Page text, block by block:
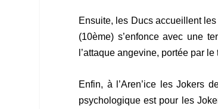
Ensuite, les Ducs accueillent
(10ème) s’enfonce avec une
l’attaque angevine, portée par
Enfin, à l’Aren’ice les Jokers
psychologique est pour les